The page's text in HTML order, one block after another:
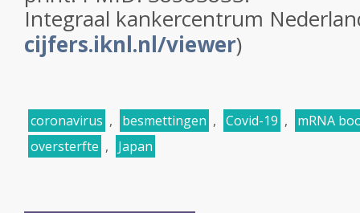
Integraal kankercentrum
cijfers.iknl.nl/viewer)
coronavirus , besmettingen , Covid-19 ,
mRNA
oversterfte , Japan